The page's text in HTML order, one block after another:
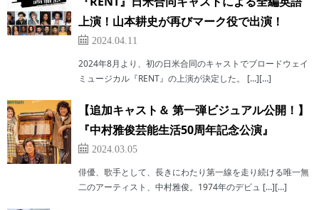
上演！山本耕史が再びマーク役で出演！
2024.04.11
2024年8月より、初の日米合同のキャストでブロードウェイ
ミュージカル『RENT』の上演が決定した。 […][…]
【追加キャスト＆ 第一弾ビジュアル公開！】
『中村雅俊芸能生活50周年記念公演』
2024.03.05
俳優、歌手として、長きにわたり第一線を走り続ける唯一無
二のアーティスト、中村雅俊。1974年のデビュ […][…]